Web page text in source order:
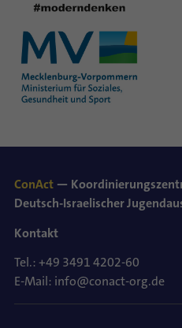
ConAct —
Deutsch-Israelischer
Kontakt
Tel.: +49 3491 4202-60
E-Mail: info@conact-org.de